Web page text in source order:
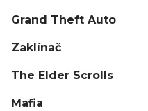
Grand Theft Auto
Zaklínač
The Elder Scrolls
Mafia